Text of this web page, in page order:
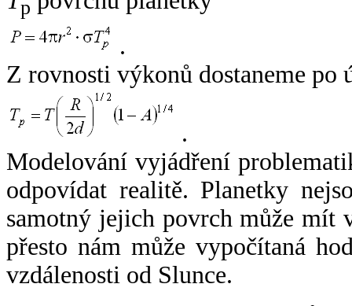
p
.
Z rovnosti výkonů dostaneme po
.
Modelování vyjádření
odpovídat realitě. Planetky
samotný jejich povrch může mít
přesto nám může vypočítaná
vzdálenosti od Slunce.